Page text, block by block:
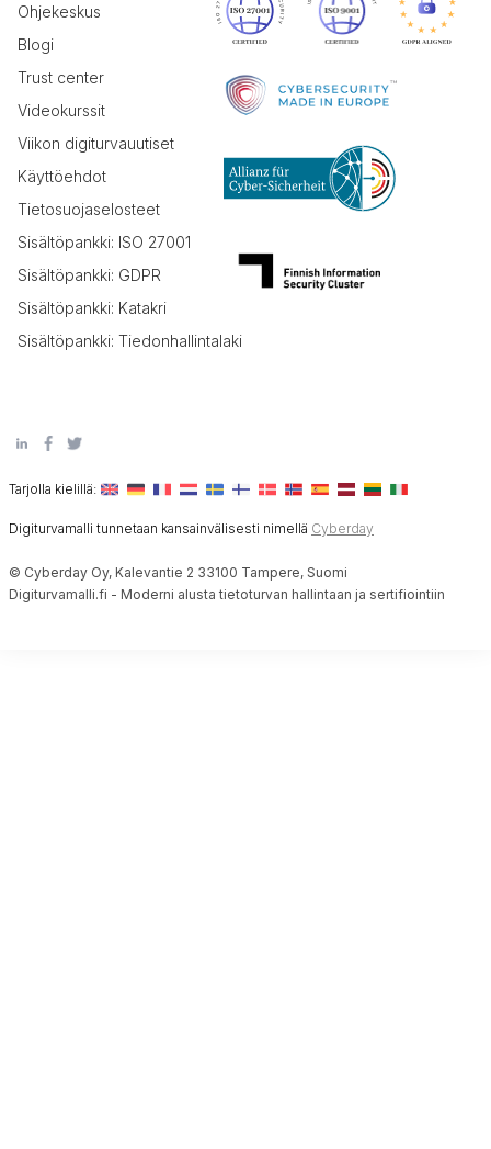
Ohjekeskus
Blogi
Trust center
Videokurssit
Viikon digiturvauutiset
Käyttöehdot
Tietosuojaselosteet
Sisältöpankki: ISO 27001
Sisältöpankki: GDPR
Sisältöpankki: Katakri
Sisältöpankki: Tiedonhallintalaki
Tarjolla kielillä:
Digiturvamalli tunnetaan kansainvälisesti nimellä Cyberday
© Cyberday Oy, Kalevantie 2 33100 Tampere, Suomi
Digiturvamalli.fi - Moderni alusta tietoturvan hallintaan ja sertifiointiin